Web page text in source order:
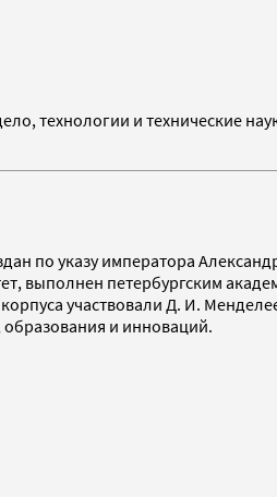
технологии и технические
по указу императора
выполнен петербургским
участвовали Д. И.
образования и инноваций.